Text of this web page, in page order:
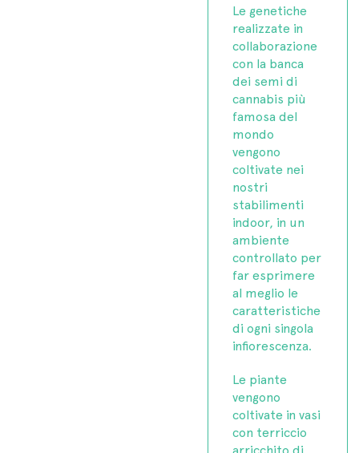
Le genetiche
realizzate in
collaborazione
con la banca
dei semi di
cannabis più
famosa del
mondo
vengono
coltivate nei
nostri
stabilimenti
indoor, in un
ambiente
controllato per
far esprimere
al meglio le
caratteristiche
di ogni singola
infiorescenza.
Le piante
vengono
coltivate in vasi
con terriccio
arricchito di